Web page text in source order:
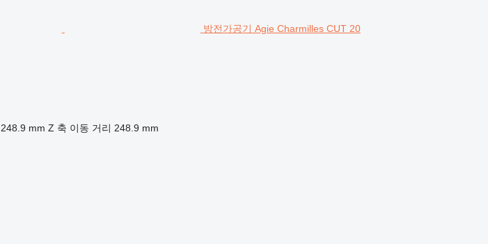
방전가공기 Agie Charmilles CUT 20
248.9 mm Z 축 이동 거리 248.9 mm